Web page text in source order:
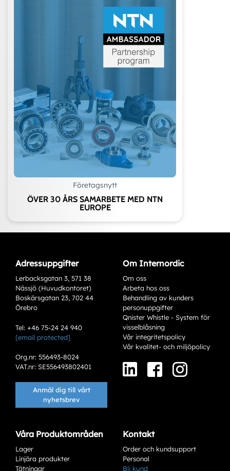
Företagsnytt
ÖVER 30 ÅRS SAMARBETE MED NTN
EUROPE
Adressuppgifter
Lerbacksgatan 3, 571 38
Nässjö (Huvudkontoret)
Boskärsgatan 23, 702 44
Örebro
Tel: +46 75-24 24 940
[email protected]
Org.nr: 556493-8024
VAT.nr: SE556493802401
Anmäl dig till vårt
nyhetsbrev
Om Internordic
Om oss
Arbeta hos oss
Behandling av kunders
personuppgifter
Qnister Whistle - System för
visselblåsning
Vår integritetspolicy
Vår kvalitet- och miljöpolicy
Våra Produktområden
Lager
Linjära produkter
Tätningar
Kontakt
Order och kundsupport
Personal
Bli kund